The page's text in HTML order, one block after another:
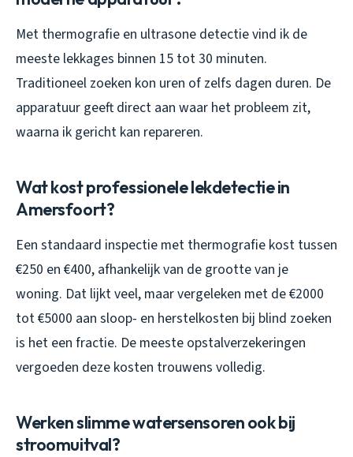
Met thermografie en ultrasone detectie vind ik de
meeste lekkages binnen 15 tot 30 minuten.
Traditioneel zoeken kon uren of zelfs dagen duren. De
apparatuur geeft direct aan waar het probleem zit,
waarna ik gericht kan repareren.
Wat kost professionele lekdetectie in
Amersfoort?
Een standaard inspectie met thermografie kost tussen
€250 en €400, afhankelijk van de grootte van je
woning. Dat lijkt veel, maar vergeleken met de €2000
tot €5000 aan sloop- en herstelkosten bij blind zoeken
is het een fractie. De meeste opstalverzekeringen
vergoeden deze kosten trouwens volledig.
Werken slimme watersensoren ook bij
stroomuitval?